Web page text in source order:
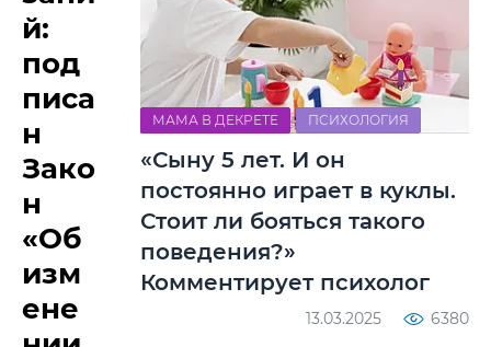
й:
под
писа
н
Зако
н
«Об
изм
ене
МАМА В ДЕКРЕТЕ ПСИХОЛОГИЯ
«Сыну 5 лет. И он
постоянно играет в куклы.
Стоит ли бояться такого
поведения?»
Комментирует психолог
13.03.2025 6380